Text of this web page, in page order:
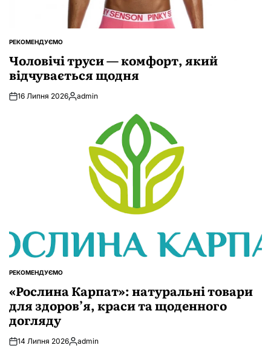
ОПУБЛІКУВАТИ
РЕКОМЕНДУЄМО
Чоловічі труси — комфорт, який
відчувається щодня
16 Липня 2026Опубліковано
admin
ОПУБЛІКУВАТИ
РЕКОМЕНДУЄМО
«Рослина Карпат»: натуральні товари
для здоров’я, краси та щоденного
догляду
14 Липня 2026Опубліковано
admin